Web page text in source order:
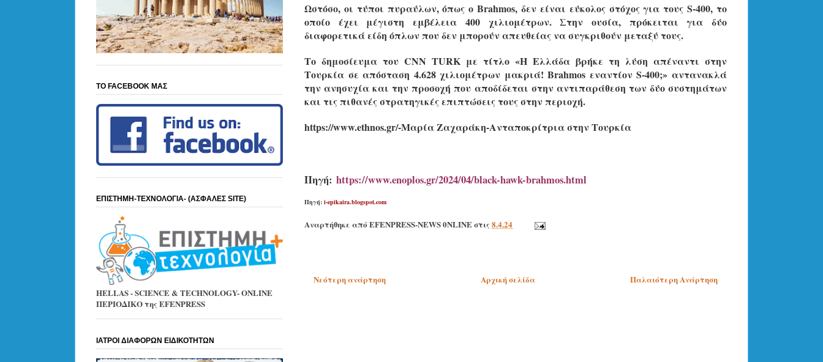
Ωστόσο, οι τύποι πυραύλων, όπως ο Brahmos, δεν είναι εύκολος στόχος για τους S-400, το
οποίο έχει μέγιστη εμβέλεια 400 χιλιομέτρων. Στην ουσία, πρόκειται για δύο
διαφορετικά είδη όπλων που δεν μπορούν απευθείας να συγκριθούν μεταξύ τους.
Το δημοσίευμα του CNN TURK με τίτλο «Η Ελλάδα βρήκε τη λύση απέναντι στην
Τουρκία σε απόσταση 4.628 χιλιομέτρων μακριά! Brahmos εναντίον S-400;» αντανακλά
την ανησυχία και την προσοχή που αποδίδεται στην αντιπαράθεση των δύο συστημάτων
και τις πιθανές στρατηγικές επιπτώσεις τους στην περιοχή.
https://www.ethnos.gr/-Μαρία Ζαχαράκη-Ανταποκρίτρια στην Τουρκία
Πηγή: https://www.enoplos.gr/2024/04/black-hawk-brahmos.html
Πηγή: i-epikaira.blogspot.com
Αναρτήθηκε από EFENPRESS-NEWS 0NLINEστις 8.4.24
Νεότερη ανάρτηση Παλαιότερη Ανάρτηση
Αρχική σελίδα
ΤΟ FACEBOOK ΜΑΣ
ΕΠΙΣΤΗΜΗ-ΤΕΧΝΟΛΟΓΙΑ- (ΑΣΦΑΛΕΣ SITE)
HELLAS - SCIENCE & TECHNOLOGY- ONLINE
ΠΕΡΙΟΔΙΚΟ της EFENPRESS
ΙΑΤΡΟΙ ΔΙΑΦΟΡΩΝ ΕΙΔΙΚΟΤΗΤΩΝ